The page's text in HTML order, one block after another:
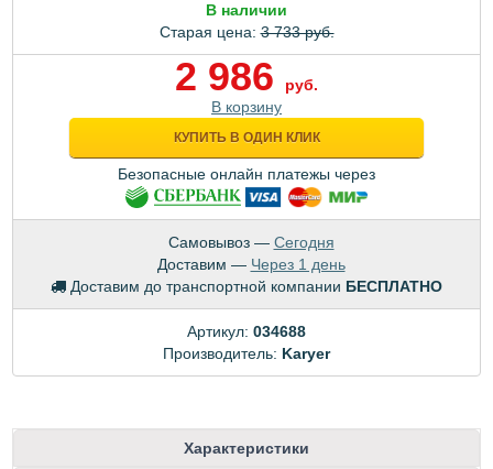
В наличии
Старая цена:3 733 руб.
2 986
руб.
В корзину
КУПИТЬ В ОДИН КЛИК
Безопасные онлайн платежы через
Самовывоз — Сегодня
Доставим — Через 1 день
Доставим до транспортной компании БЕСПЛАТНО
Артикул: 034688
Производитель: Karyer
Характеристики